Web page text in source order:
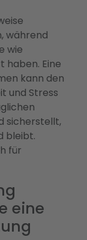
während
wie
haben. Eine
kann den
und Stress
sicherstellt,
bleibt.
für
eine